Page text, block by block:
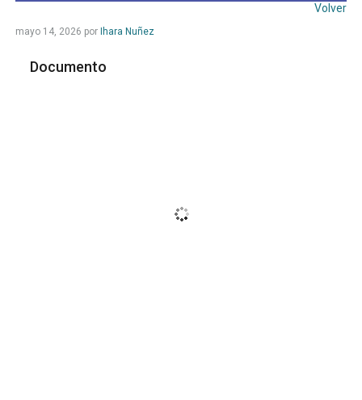
Volver
mayo 14, 2026 por Ihara Nuñez
Documento